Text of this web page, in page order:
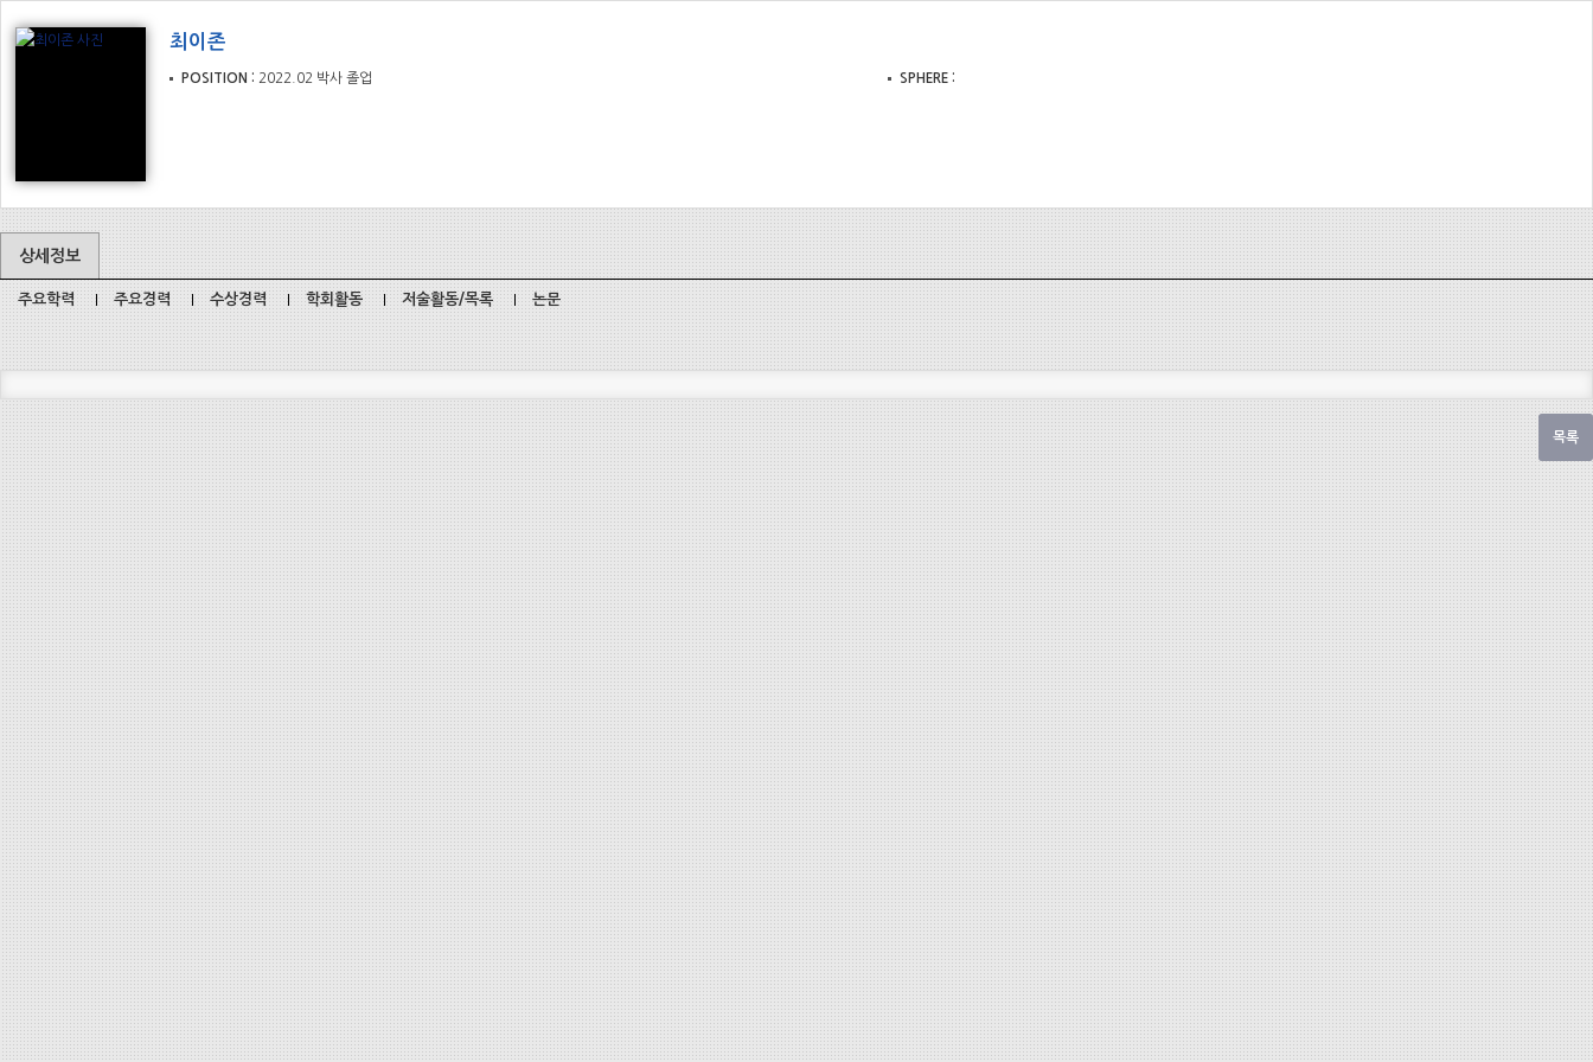
최이존
POSITION 2022.02 박사 졸업 SPHERE
상세정보
주요학력 주요경력 수상경력 학회활동 저술활동/목록 논문